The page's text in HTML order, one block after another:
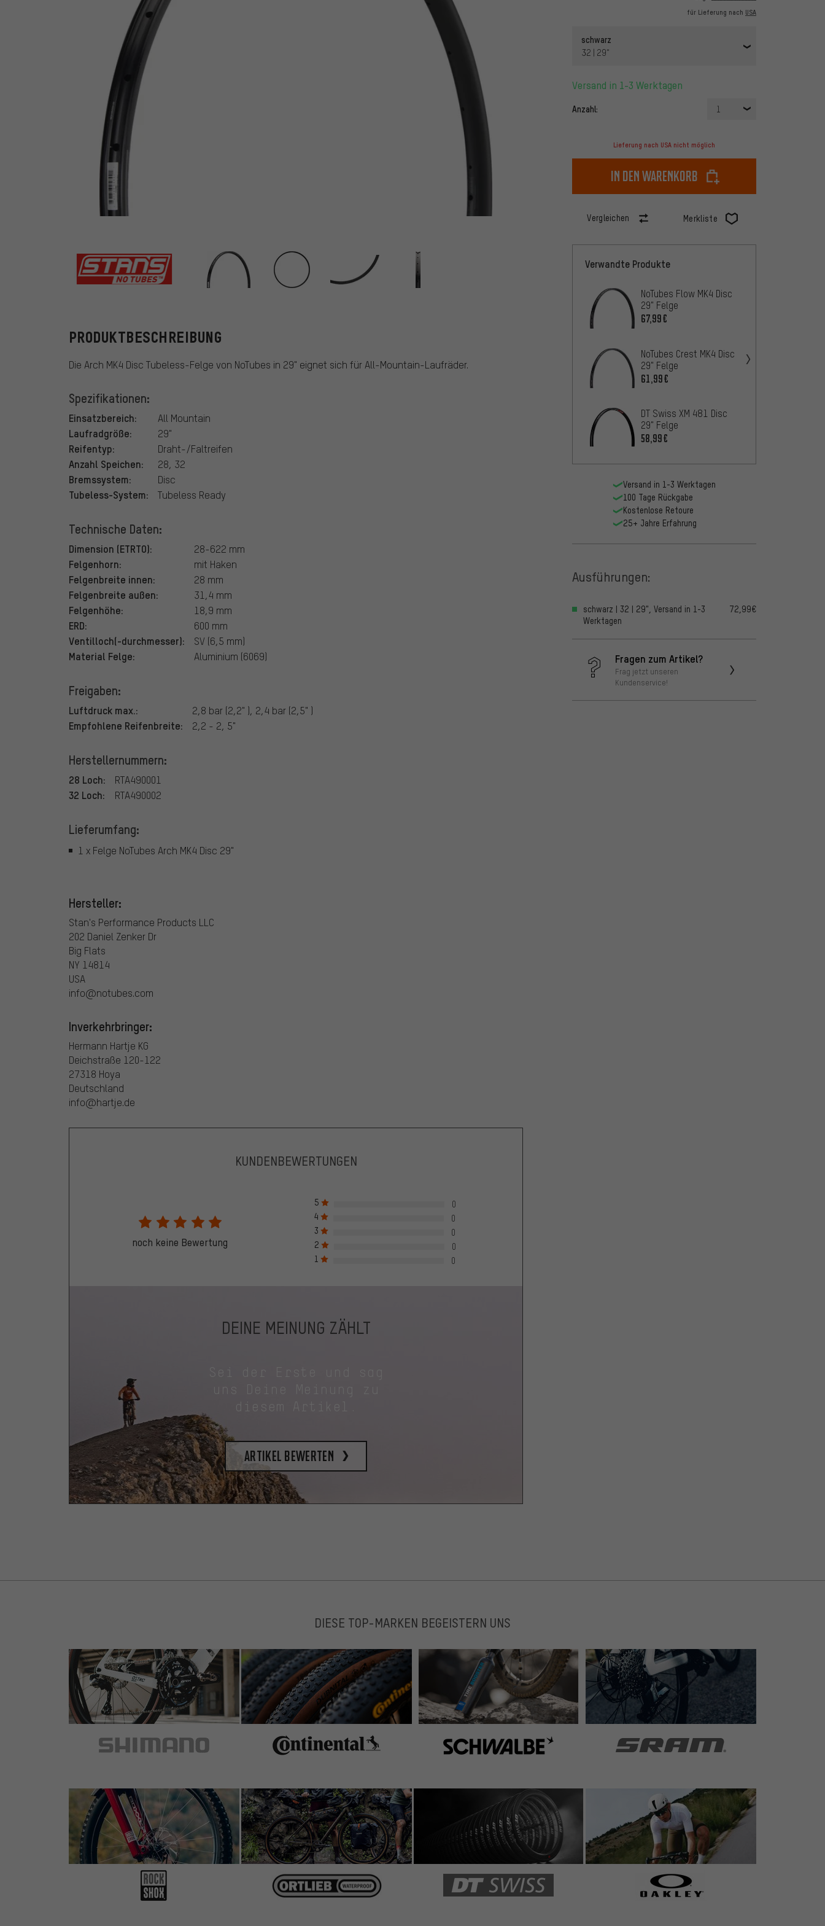
für Lieferung nach USA
schwarz
32 | 29"
Versand in 1-3 Werktagen
Anzahl: 1
Lieferung nach USA nicht möglich
In den Warenkorb
Vergleichen Merkliste
NoTubes
PRODUKTBESCHREIBUNG
Die Arch MK4 Disc Tubeless-Felge von NoTubes in 29" eignet sich für All-Mountain-Laufräder.
Spezifikationen:
Einsatzbereich: All Mountain
Laufradgröße: 29"
Reifentyp: Draht-/Faltreifen
Anzahl Speichen: 28, 32
Bremssystem: Disc
Tubeless-System: Tubeless Ready
Technische Daten:
Dimension (ETRTO): 28-622 mm
Felgenhorn: mit Haken
Felgenbreite innen: 28 mm
Felgenbreite außen: 31,4 mm
Felgenhöhe: 18,9 mm
ERD: 600 mm
Ventilloch(-durchmesser): SV (6,5 mm)
Material Felge: Aluminium (6069)
Freigaben:
Luftdruck max.: 2,8 bar (2,2" ), 2,4 bar (2,5" )
Empfohlene Reifenbreite: 2,2 - 2, 5"
Herstellernummern:
28 Loch: RTA490001
32 Loch: RTA490002
Lieferumfang:
1 x Felge NoTubes Arch MK4 Disc 29"
Hersteller:
Stan's Performance Products LLC
202 Daniel Zenker Dr
Big Flats
NY 14814
USA
info@notubes.com
Inverkehrbringer:
Hermann Hartje KG
Deichstraße 120-122
27318 Hoya
Deutschland
info@hartje.de
Verwandte Produkte
NoTubes Flow MK4 Disc
29" Felge
67,99€
NoTubes Crest MK4 Disc
29" Felge
61,99€
DT Swiss XM 481 Disc
29" Felge
58,99€
Versand in 1-3 Werktagen
100 Tage Rückgabe
Kostenlose Retoure
25+ Jahre Erfahrung
Ausführungen:
schwarz | 32 | 29", Versand in 1-3
Werktagen
72,99€
Fragen zum Artikel?
Frag jetzt unseren
Kundenservice!
KUNDENBEWERTUNGEN
noch keine Bewertung
5
0
4
0
3
0
2
0
1
0
DEINE MEINUNG ZÄHLT
diesem Artikel.
Artikel bewerten
DIESE TOP-MARKEN BEGEISTERN UNS